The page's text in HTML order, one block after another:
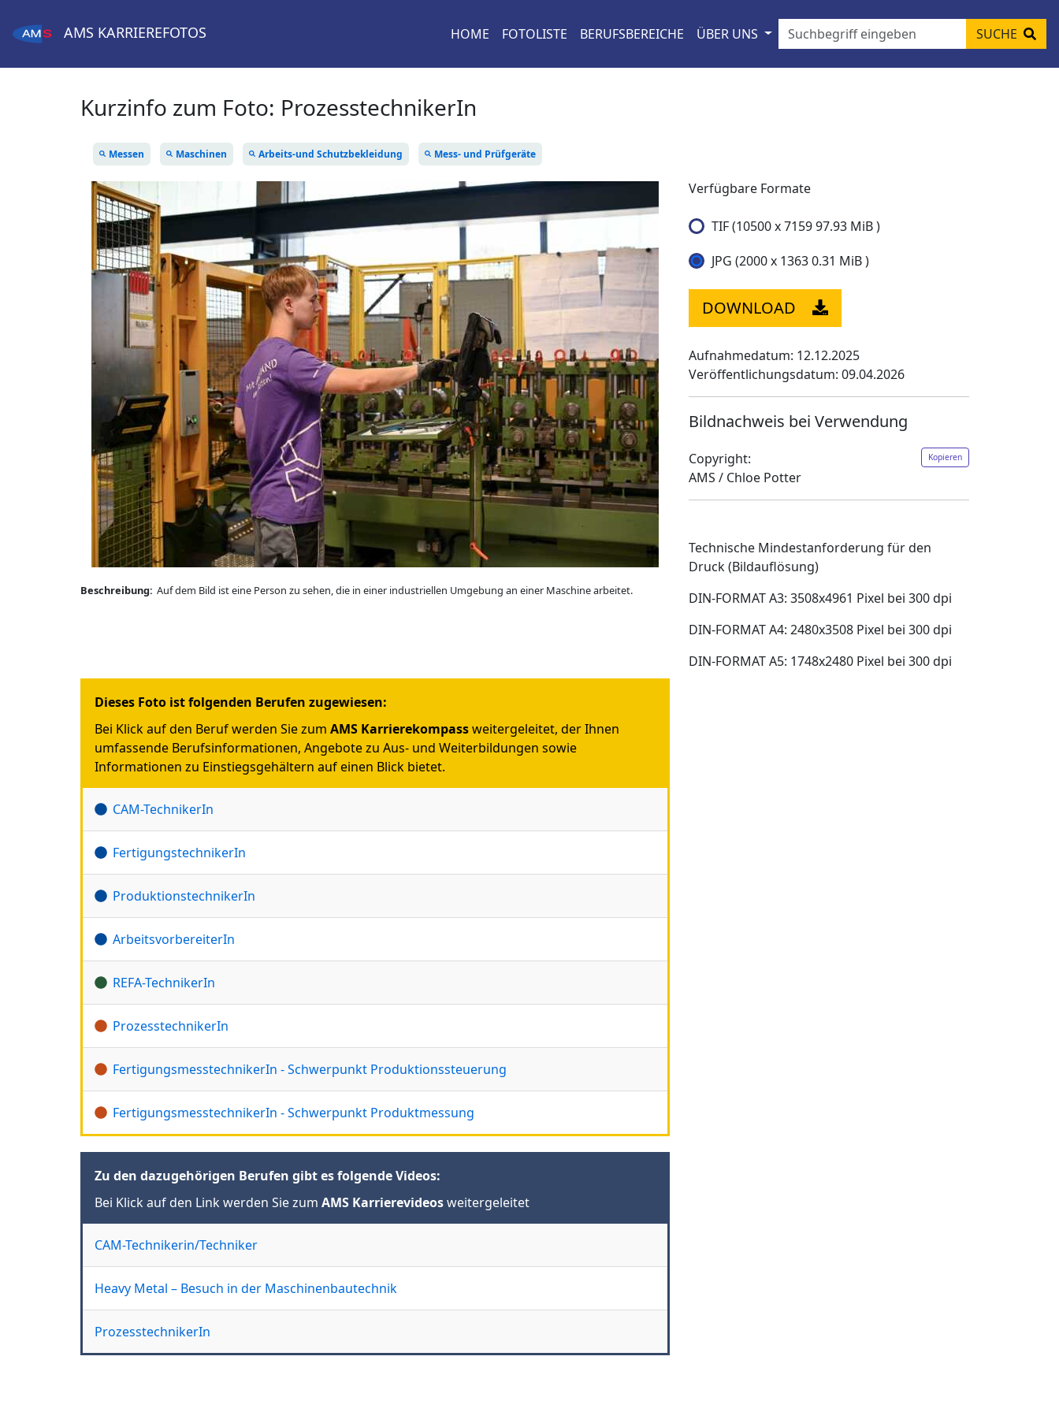
AMS KARRIEREFOTOS HOME FOTOLISTE BERUFSBEREICHE ÜBER UNS SUCHE
Kurzinfo zum Foto: ProzesstechnikerIn
Messen Maschinen Arbeits-und Schutzbekleidung Mess- und Prüfgeräte
Beschreibung: Auf dem Bild ist eine Person zu sehen, die in einer industriellen Umgebung an einer Maschine arbeitet.
Verfügbare Formate
TIF (10500 x 7159 97.93 MiB )
JPG (2000 x 1363 0.31 MiB )
DOWNLOAD
Aufnahmedatum: 12.12.2025
Veröffentlichungsdatum: 09.04.2026
Bildnachweis bei Verwendung
Copyright: Kopieren
AMS / Chloe Potter
Technische Mindestanforderung für den
Druck (Bildauflösung)
DIN-FORMAT A3: 3508x4961 Pixel bei 300 dpi
DIN-FORMAT A4: 2480x3508 Pixel bei 300 dpi
DIN-FORMAT A5: 1748x2480 Pixel bei 300 dpi
Dieses Foto ist folgenden Berufen zugewiesen:
Bei Klick auf den Beruf werden Sie zum AMS Karrierekompassweitergeleitet, der Ihnen
umfassende Berufsinformationen, Angebote zu Aus- und Weiterbildungen sowie
Informationen zu Einstiegsgehältern auf einen Blick bietet.
CAM-TechnikerIn
FertigungstechnikerIn
ProduktionstechnikerIn
ArbeitsvorbereiterIn
REFA-TechnikerIn
ProzesstechnikerIn
FertigungsmesstechnikerIn - Schwerpunkt Produktionssteuerung
FertigungsmesstechnikerIn - Schwerpunkt Produktmessung
Zu den dazugehörigen Berufen gibt es folgende Videos:
Bei Klick auf den Link werden Sie zum AMS Karrierevideosweitergeleitet
CAM-Technikerin/Techniker
Heavy Metal – Besuch in der Maschinenbautechnik
ProzesstechnikerIn